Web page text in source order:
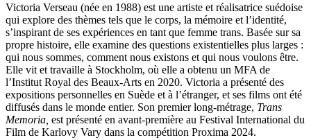
Victoria Verseau (née en 1988) est une artiste et réalisatrice suédoise
qui explore des thèmes tels que le corps, la mémoire et l’identité,
s’inspirant de ses expériences en tant que femme trans. Basée sur sa
propre histoire, elle examine des questions existentielles plus larges :
qui nous sommes, comment nous existons et qui nous voulons être.
Elle vit et travaille à Stockholm, où elle a obtenu un MFA de
l’Institut Royal des Beaux-Arts en 2020. Victoria a présenté des
expositions personnelles en Suède et à l’étranger, et ses films ont été
diffusés dans le monde entier. Son premier long-métrage, Trans
Memoria, est présenté en avant-première au Festival International du
Film de Karlovy Vary dans la compétition Proxima 2024.